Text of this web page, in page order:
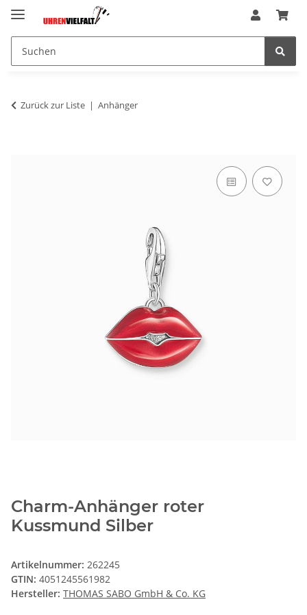
Zurück zur Liste Anhänger
Charm-Anhänger roter
Kussmund Silber
Artikelnummer: 262245
GTIN: 4051245561982
Hersteller: THOMAS SABO GmbH & Co. KG